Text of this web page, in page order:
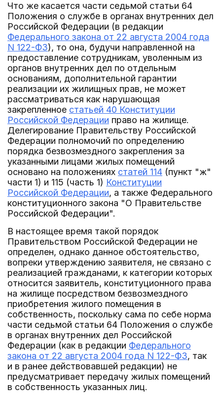
Что же касается части седьмой статьи 64
Положения о службе в органах внутренних дел
Российской Федерации (в редакции
Федерального закона от 22 августа 2004 года
N 122-ФЗ), то она, будучи направленной на
предоставление сотрудникам, уволенным из
органов внутренних дел по отдельным
основаниям, дополнительной гарантии
реализации их жилищных прав, не может
рассматриваться как нарушающая
закрепленное статьей 40 Конституции
Российской Федерации право на жилище.
Делегирование Правительству Российской
Федерации полномочий по определению
порядка безвозмездного закрепления за
указанными лицами жилых помещений
основано на положениях статей 114 (пункт "ж"
части 1) и 115 (часть 1) Конституции
Российской Федерации, а также Федерального
конституционного закона "О Правительстве
Российской Федерации".
В настоящее время такой порядок
Правительством Российской Федерации не
определен, однако данное обстоятельство,
вопреки утверждению заявителя, не связано с
реализацией гражданами, к категории которых
относится заявитель, конституционного права
на жилище посредством безвозмездного
приобретения жилого помещения в
собственность, поскольку сама по себе норма
части седьмой статьи 64 Положения о службе
в органах внутренних дел Российской
Федерации (как в редакции Федерального
закона от 22 августа 2004 года N 122-ФЗ, так
и в ранее действовавшей редакции) не
предусматривает передачу жилых помещений
в собственность указанных лиц.